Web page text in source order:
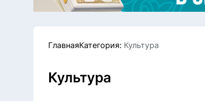
ГлавнаяКатегория: Культура
Культура